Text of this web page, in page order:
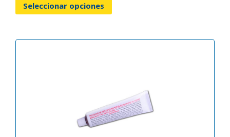
Seleccionar opciones